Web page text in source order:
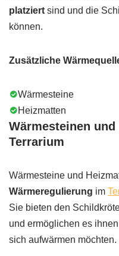
platziert sind und die
können.
Zusätzliche
Wärmesteine
Heizmatten
Wärmesteinen
Terrarium
Wärmesteine und
Wärmeregulierung im
Sie bieten den
und ermöglichen es
sich aufwärmen möchten.